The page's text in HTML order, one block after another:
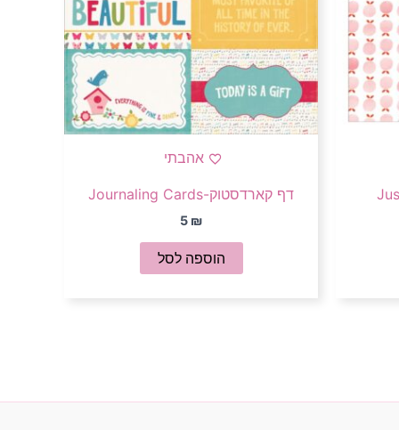
אהבתי
דף קארדסטוק-Journaling Cards
5 ₪
הוספה לסל